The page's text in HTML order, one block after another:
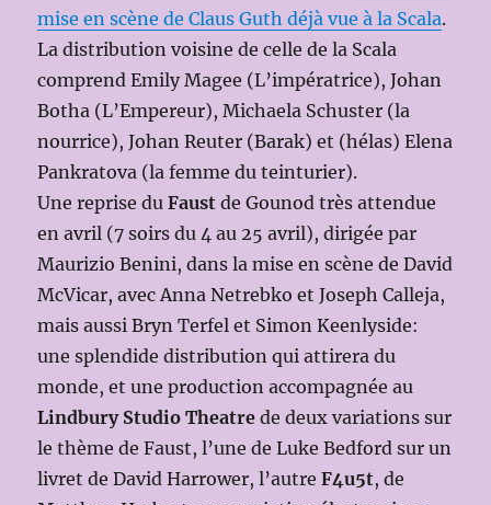
mise en scène de Claus Guth déjà vue à la Scala.
La distribution voisine de celle de la Scala
comprend Emily Magee (L’impératrice), Johan
Botha (L’Empereur), Michaela Schuster (la
nourrice), Johan Reuter (Barak) et (hélas) Elena
Pankratova (la femme du teinturier).
Une reprise duFaust de Gounod très attendue
en avril (7 soirs du 4 au 25 avril), dirigée par
Maurizio Benini, dans la mise en scène de David
McVicar, avec Anna Netrebko et Joseph Calleja,
mais aussi Bryn Terfel et Simon Keenlyside:
une splendide distribution qui attirera du
monde, et une production accompagnée au
Lindbury Studio Theatre de deux variations sur
le thème de Faust, l’une de Luke Bedford sur un
livret de David Harrower, l’autreF4u5t, de